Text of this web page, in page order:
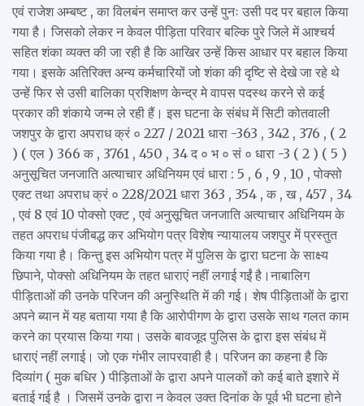
एवं राजेश अम्बष्ट , का विलबंन समाप्त कर उन्हें पुनः उसी पद पर बहाल किया
गया है। जिसको लेकर न केवल पीड़िता परिवार बल्कि पुरे जिले में आश्चर्य
सहित शंका व्यक्त की जा रही है कि आखिर उन्हें किस आधार पर बहाल किया
गया। इसके अतिरिक्त अन्य कर्मचारियों जो शंका की दृष्टि से देखे जा रहे थे
उन्हें फिर से उसी बालिका प्रशिक्षण केन्द्र मे वापस पदस्थ करने से कई
प्रकार की शंकाये जन्म ले रही हैं। इस घटना के संबंध में सिटी कोतवाली
जशपुर के द्वारा अपराध क्रं ० 227 / 2021 धारा -363 , 342 , 376 , ( 2
) ( एल ) 366 क , 3761 , 450 , 34 द ० भ ० सं ० धारा -3 ( 2 ) ( 5 )
अनुसूचित जनजाति अत्याचार अधिनियम एवं धारा : 5 , 6 , 9 , 10 , पोक्सो
एक्ट तथा अपराध क्रं ० 228/2021 धारा 363 , 354 , क , ख , 457 , 34
, एवं 8 एवं 10 पोक्सो एक्ट , एवं अनुसूचित जनजाति अत्याचार अधिनियम के
तहत अपराध पंजीबद्ध कर अभियोग पत्र विशेष न्यायालय जशपुर में प्रस्तुत
किया गया है। किन्तु इस अभियोग पत्र में पुलिस के द्वारा घटना के साक्ष्य
छिपाने, पोक्सो अधिनियम के तहत धाराएं नहीं लगाई गईं है।नाबालिग
पीड़िताओं की उनके परिजन की अनुस्थिति में की गई। शेष पीड़िताओं के द्वारा
अपने ब्यान में यह बताया गया है कि आरोपीगण के द्वारा उसके साथ गलत काम
करने का प्रयास किया गया। उसके बावजूद पुलिस के द्वारा इस संबंध में
धाराएं नहीं लगाई। जो एक गंभीर लापरवाही है। परिजन का कहना है कि
दिव्यांग ( मुक बधिर ) पीड़िताओं के द्वारा अपने पालकों को कई बाते इशारे में
बताई गई है । जिसमें उनके द्वारा न केवल उक्त दिनांक के पूर्व भी घटना होने